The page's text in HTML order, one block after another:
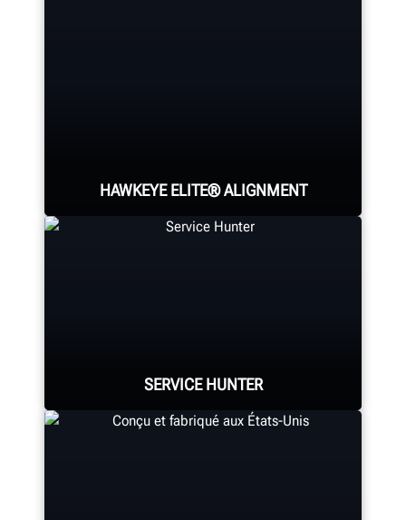
HAWKEYE ELITE® ALIGNMENT
SERVICE HUNTER